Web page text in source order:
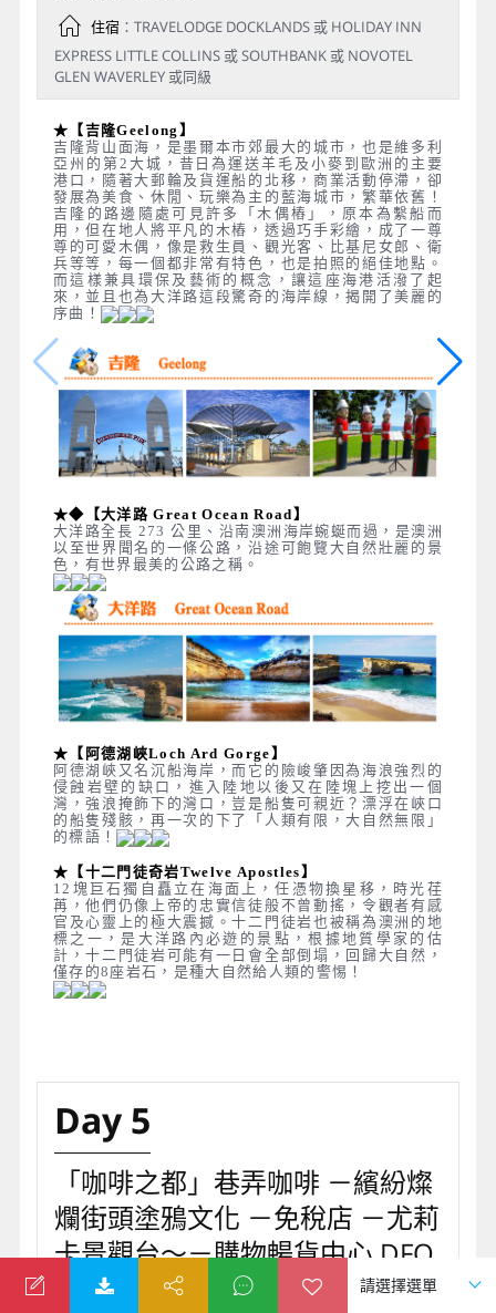
住宿：TRAVELODGE DOCKLANDS 或 HOLIDAY INN
EXPRESS LITTLE COLLINS 或 SOUTHBANK 或 NOVOTEL
GLEN WAVERLEY 或同級
★【吉隆Geelong】
吉隆背山面海，是墨爾本市郊最大的城市，也是維多利
亞州的第2大城，昔日為運送羊毛及小麥到歐洲的主要
港口，隨著大郵輪及貨運船的北移，商業活動停滯，卻
發展為美食、休閒、玩樂為主的藍海城市，繁華依舊！
吉隆的路邊隨處可見許多「木偶樁」，原本為繫船而
用，但在地人將平凡的木樁，透過巧手彩繪，成了一尊
尊的可愛木偶，像是救生員、觀光客、比基尼女郎、衛
兵等等，每一個都非常有特色，也是拍照的絕佳地點。
而這樣兼具環保及藝術的概念，讓這座海港活潑了起
來，並且也為大洋路這段驚奇的海岸線，揭開了美麗的
序曲！
★◆【大洋路 Great Ocean Road】
大洋路全長 273 公里、沿南澳洲海岸蜿蜒而過，是澳洲
以至世界聞名的一條公路，沿途可飽覽大自然壯麗的景
色，有世界最美的公路之稱。
★【阿德湖峽Loch Ard Gorge】
阿德湖峽又名沉船海岸，而它的險峻肇因為海浪強烈的
侵蝕岩壁的缺口，進入陸地以後又在陸塊上挖出一個
灣，強浪掩飾下的灣口，豈是船隻可親近？漂浮在峽口
的船隻殘骸，再一次的下了「人類有限，大自然無限」
的標語！
★【十二門徒奇岩Twelve Apostles】
12塊巨石獨自矗立在海面上，任憑物換星移，時光荏
苒，他們仍像上帝的忠實信徒般不曾動搖，令觀者有感
官及心靈上的極大震撼。十二門徒岩也被稱為澳洲的地
標之一，是大洋路內必遊的景點，根據地質學家的估
計，十二門徒岩可能有一日會全部倒塌，回歸大自然，
僅存的8座岩石，是種大自然給人類的警惕！
Day 5
「咖啡之都」巷弄咖啡 －繽紛燦
爛街頭塗鴉文化 －免稅店 －尤莉
卡景觀台～－購物暢貨中心 DFO
Outlet